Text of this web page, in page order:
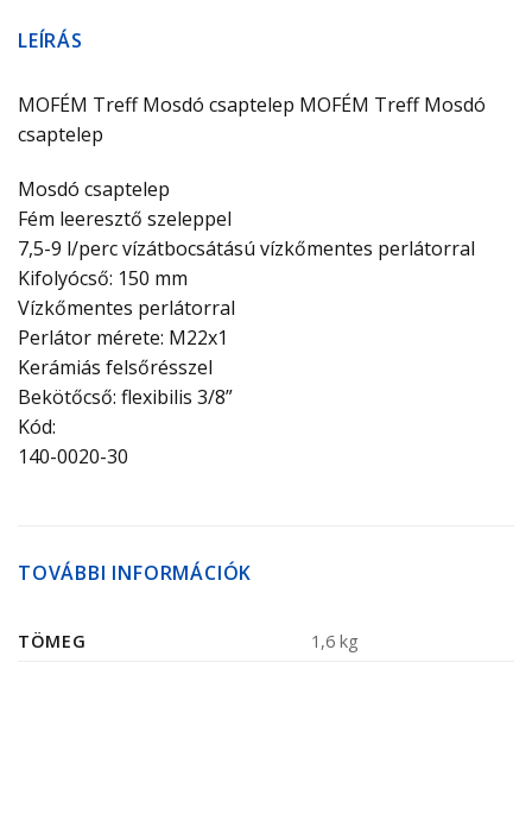
LEÍRÁS
MOFÉM Treff Mosdó csaptelep MOFÉM Treff Mosdó
csaptelep
Mosdó csaptelep
Fém leeresztő szeleppel
7,5-9 l/perc vízátbocsátású vízkőmentes perlátorral
Kifolyócső: 150 mm
Vízkőmentes perlátorral
Perlátor mérete: M22x1
Kerámiás felsőrésszel
Bekötőcső: flexibilis 3/8”
Kód:
140-0020-30
TOVÁBBI INFORMÁCIÓK
TÖMEG 1,6 kg